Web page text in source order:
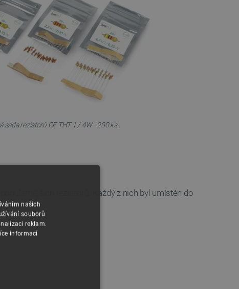
sada rezistorů CF THT 1 / 4W - 200 ks.
rezistorů. Každý z nich byl umístěn do
našich
souborů
reklam.
informací